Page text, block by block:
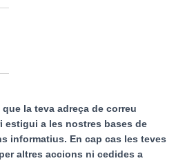
la teva adreça de correu
estigui a les nostres bases de
informatius. En cap cas les teves
altres accions ni cedides a